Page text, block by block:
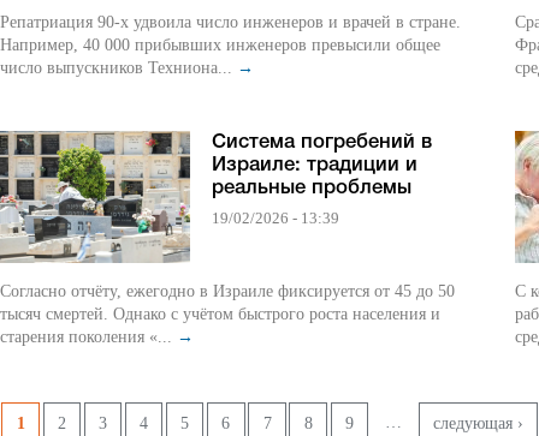
Репатриация 90-х удвоила число инженеров и врачей в стране.
Например, 40 000 прибывших инженеров превысили общее
число выпускников Техниона... →
Система погребений в
Израиле: традиции и
реальные проблемы
19/02/2026 - 13:39
Согласно отчёту, ежегодно в Израиле фиксируется от 45 до 50
тысяч смертей. Однако с учётом быстрого роста населения и
старения поколения «... →
С
Pages
1 2 3 4 5 6 7 8 9 следующая ›